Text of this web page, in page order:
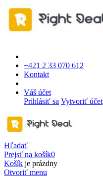
+421 2 33 070 612
Kontakt
Váš účet
Prihlásiť sa Vytvoriť účet
Hľadať
Prejsť na košík0
Košík je prázdny
Otvoriť menu